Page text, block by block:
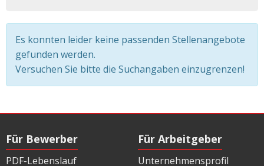
Es konnten leider keine passenden Stellenangebote
gefunden werden.
Versuchen Sie bitte die Suchangaben einzugrenzen!
Für Bewerber
PDF-Lebenslauf
Für Arbeitgeber
Unternehmensprofil